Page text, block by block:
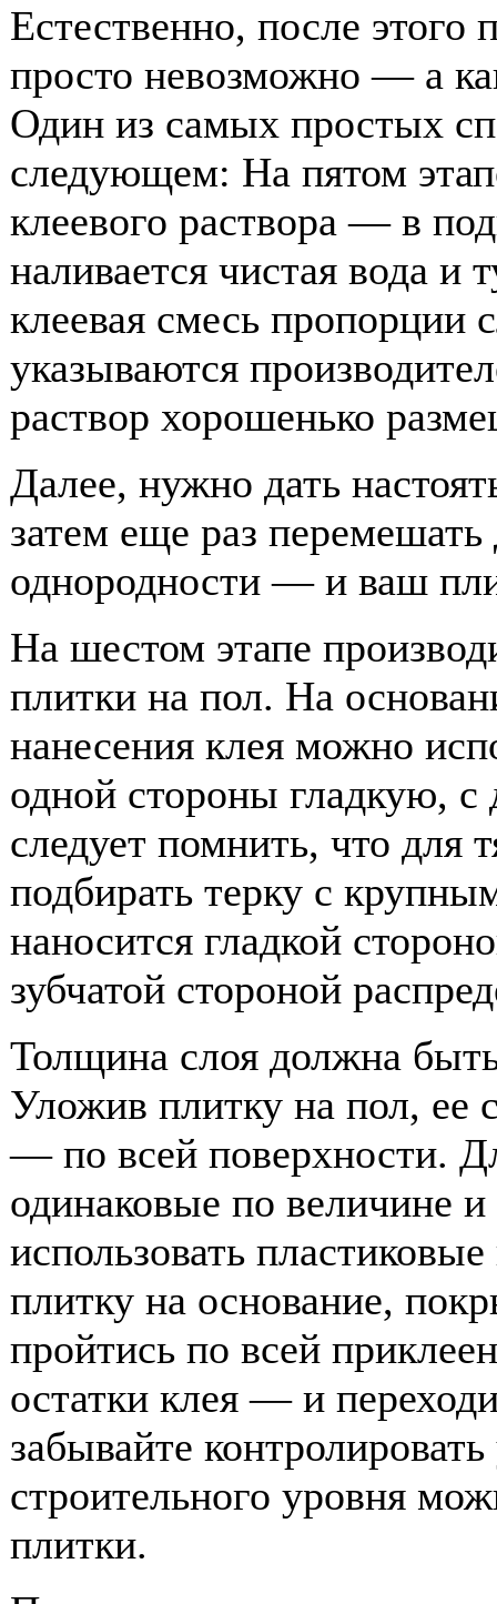
Естественно, после этого
просто невозможно — а
Один из самых простых
следующем: На пятом
клеевого раствора — в
наливается чистая вода и
клеевая смесь пропорции
указываются
раствор хорошенько
Далее, нужно дать
затем еще раз
однородности — и ваш
На шестом этапе
плитки на пол. На
нанесения клея можно
одной стороны гладкую,
следует помнить, что для
подбирать терку с
наносится гладкой
зубчатой стороной
Толщина слоя должна
Уложив плитку на пол, ее
— по всей поверхности.
одинаковые по величине
использовать
плитку на основание,
пройтись по всей
остатки клея — и
забывайте
строительного уровня
плитки.